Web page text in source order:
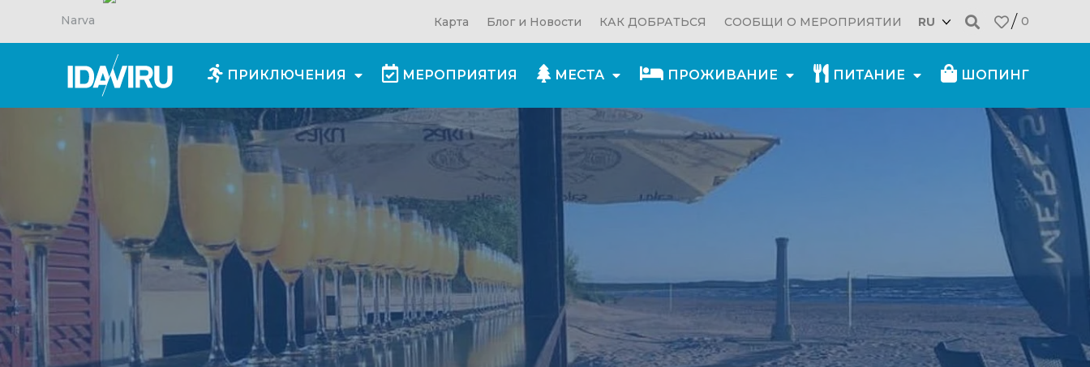
Narva Карта Блог и Новости КАК ДОБРАТЬСЯ СООБЩИ О МЕРОПРИЯТИИ RU 0
ПРИКЛЮЧЕНИЯ МЕРОПРИЯТИЯ МЕСТА ПРОЖИВАНИЕ ПИТАНИЕ ШОПИНГ